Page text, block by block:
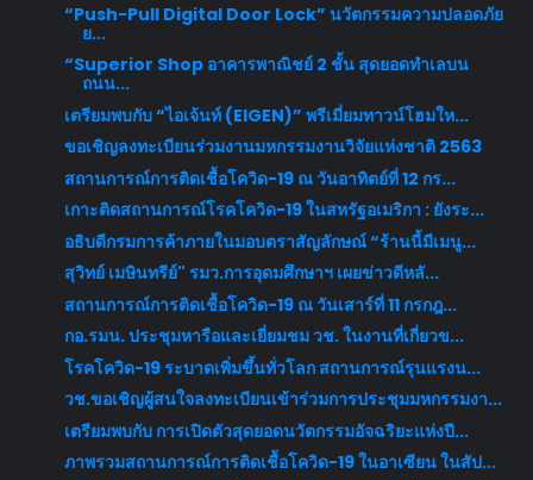
“Push-Pull Digital Door Lock” นวัตกรรมความปลอดภัย
ย...
“Superior Shop อาคารพาณิชย์ 2 ชั้น สุดยอดทำเลบน
ถนน...
เตรียมพบกับ “ไอเจ้นท์ (EIGEN)” พรีเมี่ยมทาวน์โฮมให...
ขอเชิญลงทะเบียนร่วมงานมหกรรมงานวิจัยแห่งชาติ 2563
สถานการณ์การติดเชื้อโควิด-19 ณ วันอาทิตย์ที่ 12 กร...
เกาะติดสถานการณ์โรคโควิด-19 ในสหรัฐอเมริกา : ยังระ...
อธิบดีกรมการค้าภายในมอบตราสัญลักษณ์ “ร้านนี้มีเมนู...
สุวิทย์ เมษินทรีย์" รมว.การอุดมศึกษาฯ เผยข่าวดีหลั...
สถานการณ์การติดเชื้อโควิด-19 ณ วันเสาร์ที่ 11 กรกฎ...
กอ.รมน. ประชุมหารือและเยี่ยมชม วช. ในงานที่เกี่ยวข...
โรคโควิด-19 ระบาดเพิ่มขึ้นทั่วโลก สถานการณ์รุนแรงน...
วช.ขอเชิญผู้สนใจลงทะเบียนเข้าร่วมการประชุมมหกรรมงา...
เตรียมพบกับ การเปิดตัวสุดยอดนวัตกรรมอัจฉริยะแห่งปี...
ภาพรวมสถานการณ์การติดเชื้อโควิด-19 ในอาเซียน ในสัป...